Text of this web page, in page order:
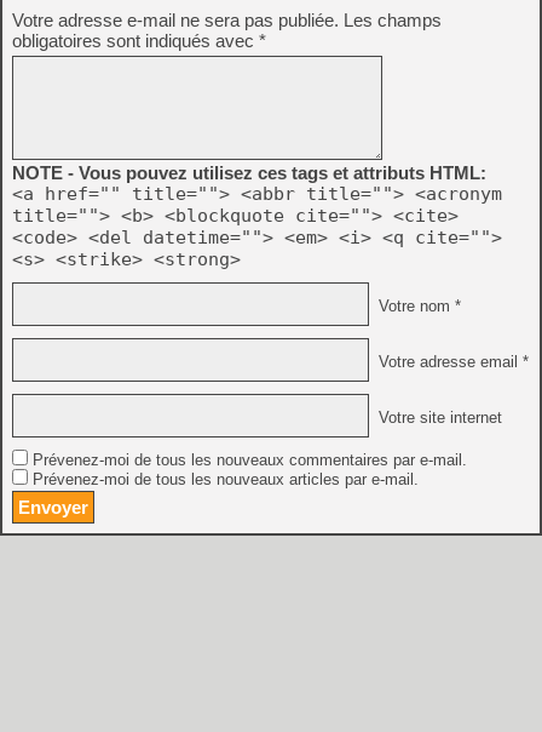
Votre adresse e-mail ne sera pas publiée. Les champs
obligatoires sont indiqués avec *
NOTE - Vous pouvez utilisez ces tags et attributs HTML:
<a href="" title=""> <abbr title=""> <acronym
title=""> <b> <blockquote cite=""> <cite>
<code> <del datetime=""> <em> <i> <q cite="">
<s> <strike> <strong>
Votre nom *
Votre adresse email *
Votre site internet
Prévenez-moi de tous les nouveaux commentaires par e-mail.
Prévenez-moi de tous les nouveaux articles par e-mail.